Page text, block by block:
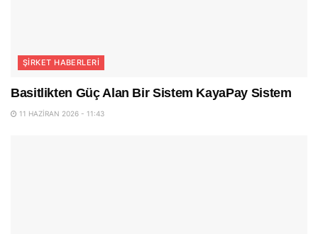
ŞIRKET HABERLERI
Basitlikten Güç Alan Bir Sistem KayaPay Sistem
11 HAZIRAN 2026 - 11:43